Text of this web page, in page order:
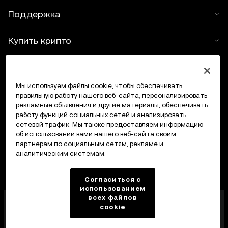
Поддержка
Купить крипто
Трейдинг
Компания OKX Europe Limited, работающая под
торговой маркой OKX, получила лицензию
поставщика услуг в сфере криптоактивов от MFSA
Мы используем файлы cookie, чтобы обеспечивать
правильную работу нашего веб-сайта, персонализировать
рекламные объявления и другие материалы, обеспечивать
работу функций социальных сетей и анализировать
сетевой трафик. Мы также предоставляем информацию
об использовании вами нашего веб-сайта своим
партнерам по социальным сетям, рекламе и
аналитическим системам.
Согласиться с
использованием
всех файлов
cookie